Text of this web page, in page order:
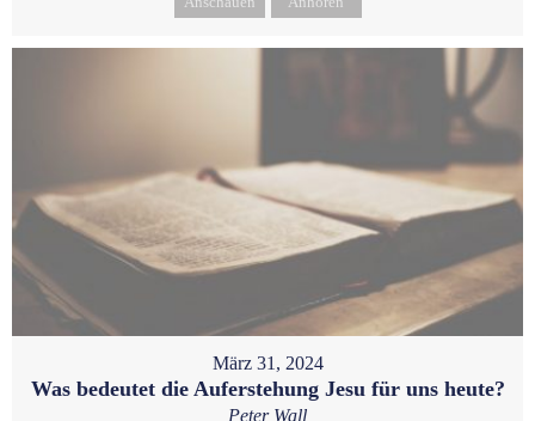
März 31, 2024
Was bedeutet die Auferstehung Jesu für uns heute?
Peter Wall